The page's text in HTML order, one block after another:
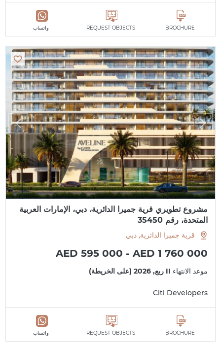
BROCHURE
REQUEST OBJECTS واتساب
مشروع تطويري قرية جميرا الدائرية، دبي، الإمارات العربية
المتحدة، رقم 35450
قرية جميرا الدائرية, دبي
AED 595 000 - AED 1 760 000
موعد الانتهاء II ربع, 2026 (على الخريطة)
Citi Developers
BROCHURE
REQUEST OBJECTS واتساب